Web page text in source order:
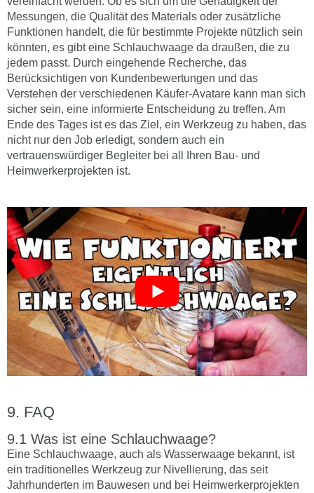
Messungen, die Qualität des Materials oder zusätzliche
Funktionen handelt, die für bestimmte Projekte nützlich sein
könnten, es gibt eine Schlauchwaage da draußen, die zu
jedem passt. Durch eingehende Recherche, das
Berücksichtigen von Kundenbewertungen und das
Verstehen der verschiedenen Käufer-Avatare kann man sich
sicher sein, eine informierte Entscheidung zu treffen. Am
Ende des Tages ist es das Ziel, ein Werkzeug zu haben, das
nicht nur den Job erledigt, sondern auch ein
vertrauenswürdiger Begleiter bei all Ihren Bau- und
Heimwerkerprojekten ist.
FAQ
Was ist eine Schlauchwaage?
Eine Schlauchwaage, auch als Wasserwaage bekannt, ist
ein traditionelles Werkzeug zur Nivellierung, das seit
Jahrhunderten im Bauwesen und bei Heimwerkerprojekten